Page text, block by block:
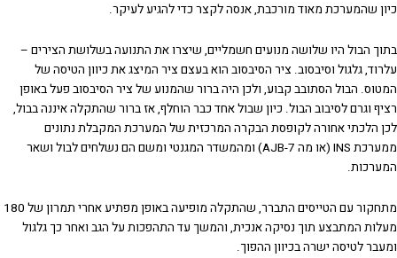
כיון שהמערכת מאוד מורכבת, אנסה לקצר כדי להגיע לעיקר.
בתוך הבול היו שלושה מנועים חשמליים, שיצרו את התנועה בשלושת הצירים –
עלרוד, גלגול וסיבסוב. ציר הסיבסוב הוא בעצם ציר המיצג את כיוון הטיסה של
המטוס. הבול הסתובב קבוע, ולכן היה ברור שהמנוע של ציר הסיבסוב פעל באופן
רציף וגרם לסיבוב הבול. כיון שבול אחד כבר הוחלף, אז ברור שהתקלה איננה בבול,
לכן הלכתי אחורה לקופסת הבקרה המרכזית של המערכת המקבלת נתונים
ממערכת INS (או מה AJB-7) ומהמשדר המגנטי ומשם הם נשלחים לבול ושאר
המערכות.
מתחקור עם הטייסים התברר, שהתקלה מופיעה באופן מפתיע אחרי תמרון של 180
מעלות המתבצע תוך נסיקה אנכית, והמשך עד התהפכות על הגב ואחר כך גלגול
ומעבר לטיסה ישרה בכיוון ההפוך.